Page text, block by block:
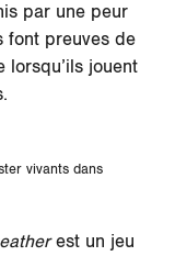
par une peur
font preuves de
jouent
vivants dans
est un jeu